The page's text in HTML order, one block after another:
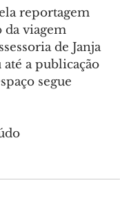
reportagem
da viagem
de Janja
a publicação
segue